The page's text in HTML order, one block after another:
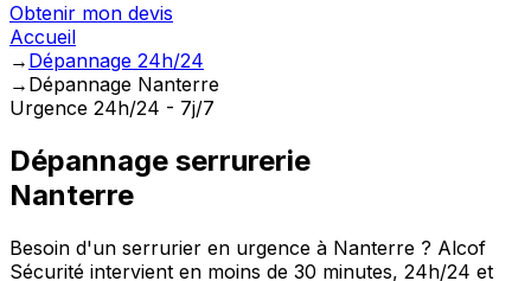
Obtenir mon devis
Accueil
→ Dépannage 24h/24
→ Dépannage Nanterre
Urgence 24h/24 - 7j/7
Dépannage serrurerie
Nanterre
Besoin d'un serrurier en urgence à Nanterre ? Alcof
Sécurité intervient en moins de 30 minutes, 24h/24 et